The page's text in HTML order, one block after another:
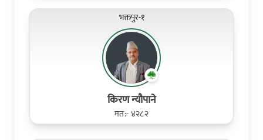
भक्तपुर-१
किरण न्यौपाने
मत:- ४२८२